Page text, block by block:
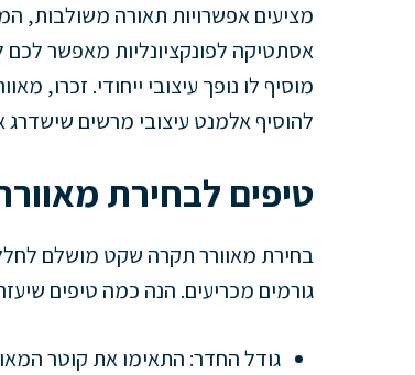
מציעים אפשרויות תאורה משולבות,
אסתטיקה לפונקציונליות מאפשר
מוסיף לו נופך עיצובי ייחודי. זכרו,
להוסיף אלמנט עיצובי מרשים
טיפים לבחירת
בחירת מאוורר תקרה שקט מושלם
גורמים מכריעים. הנה כמה טיפים
גודל החדר: התאימו את קוטר